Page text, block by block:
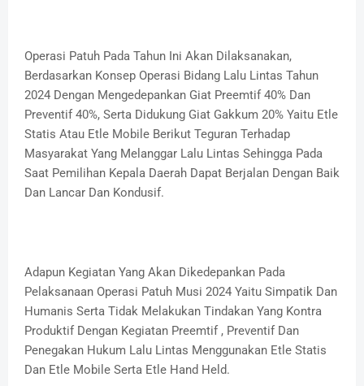
Operasi Patuh Pada Tahun Ini Akan Dilaksanakan,
Berdasarkan Konsep Operasi Bidang Lalu Lintas Tahun
2024 Dengan Mengedepankan Giat Preemtif 40% Dan
Preventif 40%, Serta Didukung Giat Gakkum 20% Yaitu Etle
Statis Atau Etle Mobile Berikut Teguran Terhadap
Masyarakat Yang Melanggar Lalu Lintas Sehingga Pada
Saat Pemilihan Kepala Daerah Dapat Berjalan Dengan Baik
Dan Lancar Dan Kondusif.
Adapun Kegiatan Yang Akan Dikedepankan Pada
Pelaksanaan Operasi Patuh Musi 2024 Yaitu Simpatik Dan
Humanis Serta Tidak Melakukan Tindakan Yang Kontra
Produktif Dengan Kegiatan Preemtif , Preventif Dan
Penegakan Hukum Lalu Lintas Menggunakan Etle Statis
Dan Etle Mobile Serta Etle Hand Held.